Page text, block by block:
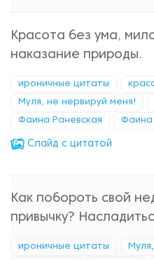
Красота без ума,
наказание природы.
ироничные цитаты
Муля, не нервируй меня!
Фаина Раневская Фаина
Cлайд с цитатой
Как побороть свой
привычку?
ироничные цитаты